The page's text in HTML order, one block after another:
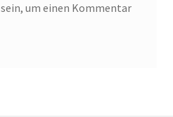
sein, um einen Kommentar